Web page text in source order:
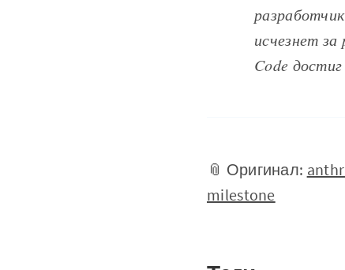
исчезнет
Code
📎 Оригинал:
milestone